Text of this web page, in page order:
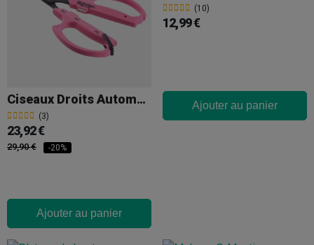
Ciseaux Droits Automatiques Saboten
(3)
23,92 €
29,90 € -20%
Ajouter au panier
(10)
12,99 €
Ajouter au panier